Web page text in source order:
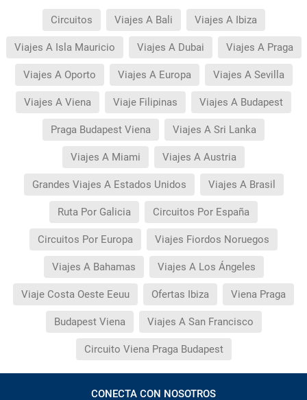
Circuitos Viajes A Bali Viajes A Ibiza
Viajes A Isla Mauricio Viajes A Dubai Viajes A Praga
Viajes A Oporto Viajes A Europa Viajes A Sevilla
Viajes A Viena Viaje Filipinas Viajes A Budapest
Praga Budapest Viena Viajes A Sri Lanka
Viajes A Miami Viajes A Austria
Grandes Viajes A Estados Unidos Viajes A Brasil
Ruta Por Galicia Circuitos Por España
Circuitos Por Europa Viajes Fiordos Noruegos
Viajes A Bahamas Viajes A Los Ángeles
Viaje Costa Oeste Eeuu Ofertas Ibiza Viena Praga
Budapest Viena Viajes A San Francisco
Circuito Viena Praga Budapest
CONECTA CON NOSOTROS